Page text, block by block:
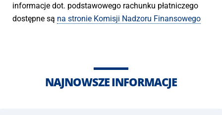
informacje dot. podstawowego rachunku płatniczego
dostępne są na stronie Komisji Nadzoru Finansowego
NAJNOWSZE INFORMACJE